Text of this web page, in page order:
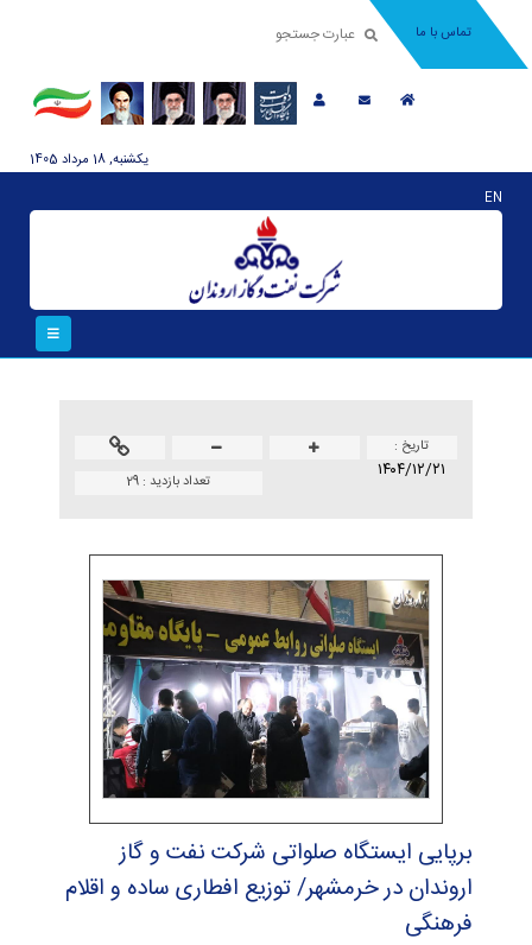
تماس با ما
يکشنبه, 18 مرداد 1405
EN
تاريخ :
۱۴۰۴/۱۲/۲۱ تعداد بازدید : 29
برپایی ایستگاه صلواتی شركت نفت و گاز
اروندان در خرمشهر/ توزیع افطاری ساده و اقلام
فرهنگی